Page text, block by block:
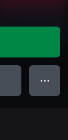
● ● ●